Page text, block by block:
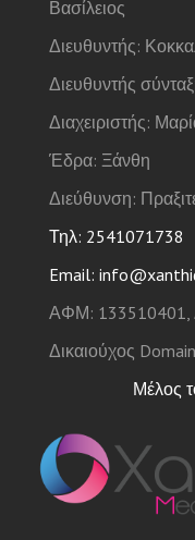
Βασίλειος
Διευθυντής:
Διευθυντής
Διαχειριστής:
Έδρα: Ξάνθη
Διεύθυνση:
Τηλ: 2541071738
Email:
ΑΦΜ:
Δικαιούχος
Μέλος